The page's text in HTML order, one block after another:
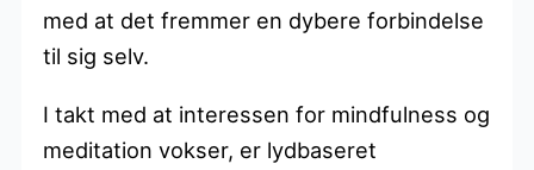
med at det fremmer en dybere forbindelse
til sig selv.
I takt med at interessen for mindfulness og
meditation vokser, er lydbaseret